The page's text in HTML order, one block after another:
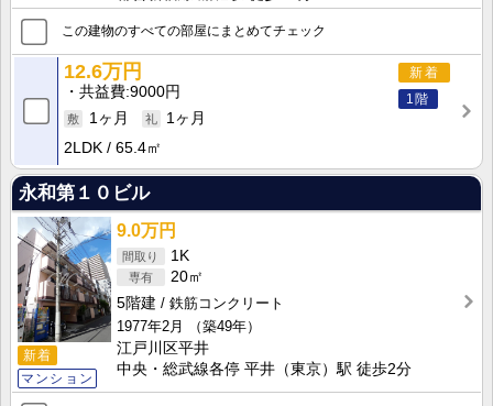
この建物のすべての部屋にまとめてチェック
新着
1階
12.6万円
共益費 9000円
1ヶ月
1ヶ月
2LDK
65.4㎡
永和第１０ビル
新着
マンション
9.0万円
1K
20㎡
5階建
鉄筋コンクリート
1977年2月
（築49年）
江戸川区平井
中央・総武線各停 平井（東京）駅 徒歩2分